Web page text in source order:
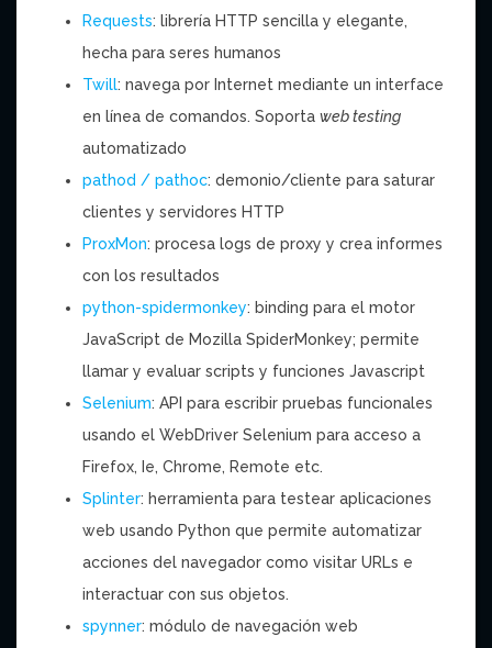
Requests: librería HTTP sencilla y elegante,
hecha para seres humanos
Twill: navega por Internet mediante un interface
en línea de comandos. Soporta web testing
automatizado
pathod / pathoc: demonio/cliente para saturar
clientes y servidores HTTP
ProxMon: procesa logs de proxy y crea informes
con los resultados
python-spidermonkey: binding para el motor
JavaScript de Mozilla SpiderMonkey; permite
llamar y evaluar scripts y funciones Javascript
Selenium: API para escribir pruebas funcionales
usando el WebDriver Selenium para acceso a
Firefox, Ie, Chrome, Remote etc.
Splinter: herramienta para testear aplicaciones
web usando Python que permite automatizar
acciones del navegador como visitar URLs e
interactuar con sus objetos.
spynner: módulo de navegación web